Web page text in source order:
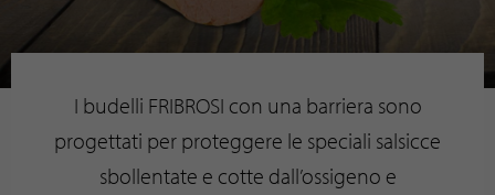
I budelli FRIBROSI con una barriera sono
progettati per proteggere le speciali salsicce
sbollentate e cotte dall’ossigeno e